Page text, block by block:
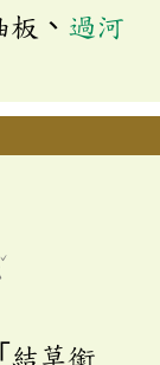
板、 過河
ˇ
結草銜